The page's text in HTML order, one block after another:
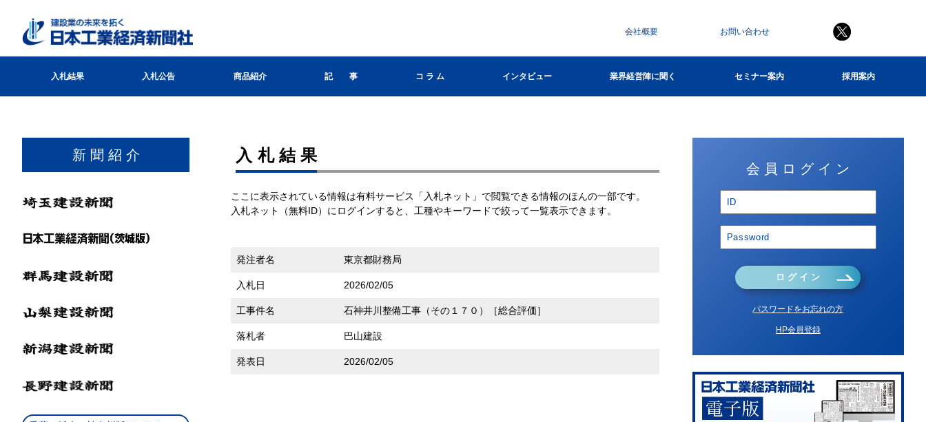
会社概要 お問い合わせ
入札結果 入札公告 商品紹介 記 事 コ ラ ム インタビュー 業界経営陣に聞く セミナー案内 採用案内
新 聞 紹 介 ⼊札結果
ここに表示されている情報は有料サービス「入札ネット」で閲覧できる情報のほんの一部です。
入札ネット（無料ID）にログインすると、工種やキーワードで絞って一覧表示できます。
発注者名 東京都財務局
入札日 2026/02/05
工事件名 石神井川整備工事（その１７０）［総合評価］
落札者 巴山建設
発表日 2026/02/05
会 員 ロ グ イ ン
ロ グ イ ン
パスワードをお忘れの方
HP会員登録